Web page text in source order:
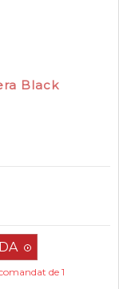
Black
de 1